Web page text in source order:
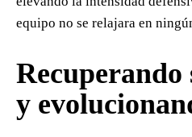
equipo no se relajara en
Recuperando
y